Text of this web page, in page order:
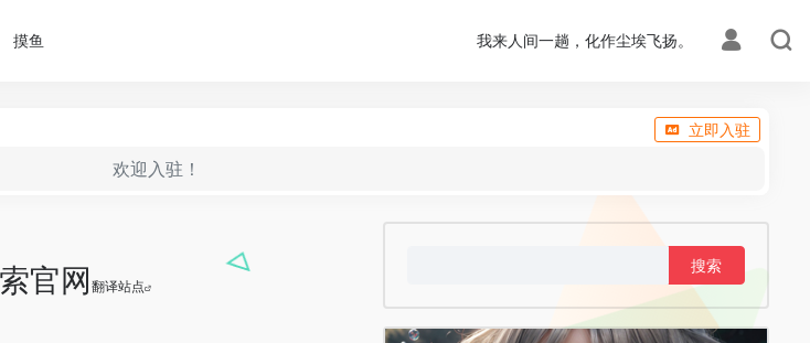
摸鱼 我来人间一趟，化作尘埃飞扬。
立即入驻
欢迎入驻！
官网翻译站点